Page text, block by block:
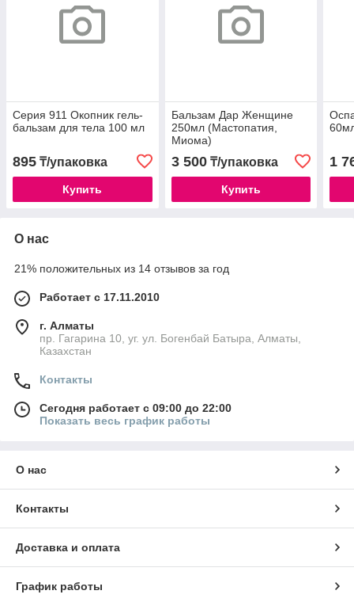
Серия 911 Окопник гель-
бальзам для тела 100 мл
895 ₸/упаковка
Купить
Бальзам Дар Женщине
250мл (Мастопатия,
Миома)
3 500₸/упаковка
Купить
1
О нас
21% положительных из 14 отзывов за год
Работает с 17.11.2010
г. Алматы
пр. Гагарина 10, уг. ул. Богенбай Батыра, Алматы,
Казахстан
Контакты
Сегодня работает с 09:00 до 22:00
Показать весь график работы
О нас
Контакты
Доставка и оплата
График работы